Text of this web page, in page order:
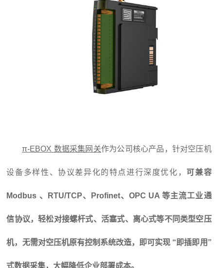
π-EBOX 数据采集网关作为公司核心产品，针对空压机
设备多样性、协议差异化的特点进行深度优化， 可兼容
Modbus 、RTU/TCP、Profinet、OPC UA 等主流工业通
信协议，轻松对接螺杆式、活塞式、离心式等不同类型空压
机，无需对空压机原有控制系统改造，即可实现 “即插即用”
式数据采集，大幅降低企业部署成本。